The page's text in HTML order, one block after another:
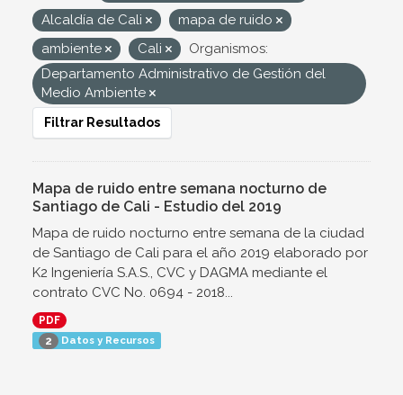
Alcaldía de Cali
mapa de ruido
ambiente
Cali
Organismos:
Departamento Administrativo de Gestión del
Medio Ambiente
Filtrar Resultados
Mapa de ruido entre semana nocturno de
Santiago de Cali - Estudio del 2019
Mapa de ruido nocturno entre semana de la ciudad
de Santiago de Cali para el año 2019 elaborado por
K2 Ingeniería S.A.S., CVC y DAGMA mediante el
contrato CVC No. 0694 - 2018...
PDF
2 Datos y Recursos